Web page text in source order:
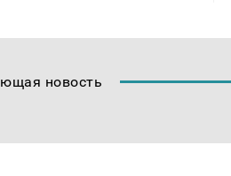
новость